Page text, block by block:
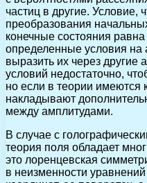
частиц в другие. Условие,
преобразования
конечные состояния
определенные условия
выразить их через другие
условий недостаточно,
но если в теории имеются
накладывают
между амплитудами.
В случае с
теория поля обладает
это лоренцевская
в неизменности